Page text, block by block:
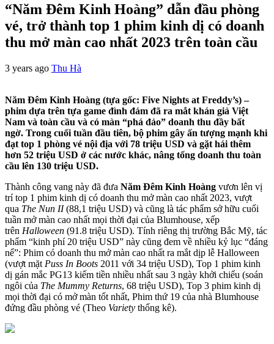
“Năm Đêm Kinh Hoàng” dẫn đầu phòng
vé, trở thành top 1 phim kinh dị có doanh
thu mở màn cao nhất 2023 trên toàn cầu
3 years ago Thu Hà
Năm Đêm Kinh Hoàng (tựa gốc: Five Nights at Freddy’s) –
phim dựa trên tựa game đình đám đã ra mắt khán giả Việt
Nam và toàn cầu và có màn “phá đảo” doanh thu đầy bất
ngờ. Trong cuối tuần đầu tiên, bộ phim gây ấn tượng mạnh khi
đạt top 1 phòng vé nội địa với 78 triệu USD và gặt hái thêm
hơn 52 triệu USD ở các nước khác, nâng tổng doanh thu toàn
cầu lên 130 triệu USD.
Thành công vang này đã đưa Năm Đêm Kinh Hoàng vươn lên vị
trí top 1 phim kinh dị có doanh thu mở màn cao nhất 2023, vượt
qua The Nun II(88,1 triệu USD) và cũng là tác phẩm sở hữu cuối
tuần mở màn cao nhất mọi thời đại của Blumhouse, xếp
trên Halloween (91.8 triệu USD). Tính riêng thị trường Bắc Mỹ, tác
phẩm “kinh phí 20 triệu USD” này cũng đem về nhiều kỷ lục “đáng
nể”: Phim có doanh thu mở màn cao nhất ra mắt dịp lễ Halloween
(vượt mặt Puss In Boots 2011 với 34 triệu USD), Top 1 phim kinh
dị gán mắc PG13 kiếm tiền nhiều nhất sau 3 ngày khởi chiếu (soán
ngôi của The Mummy Returns, 68 triệu USD), Top 3 phim kinh dị
mọi thời đại có mở màn tốt nhất, Phim thứ 19 của nhà Blumhouse
đứng đầu phòng vé (Theo Variety thống kê).